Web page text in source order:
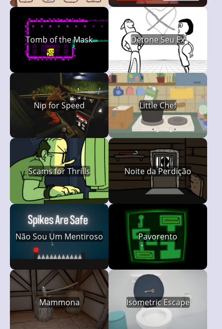
Tomb of the Mask Detone Seu Ex
Nip for Speed Little Chef
Scams for Thrills Noite da Perdição
Não Sou Um Mentiroso Pavorento
Mammona Isometric Escape